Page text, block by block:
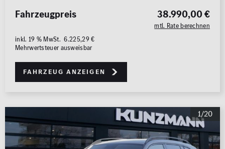
38.990,00 €
mtl. Rate berechnen
Fahrzeugpreis
inkl. 19 % MwSt. 6.225,29 €
Mehrwertsteuer ausweisbar
Fahrzeug anzeigen
1/20